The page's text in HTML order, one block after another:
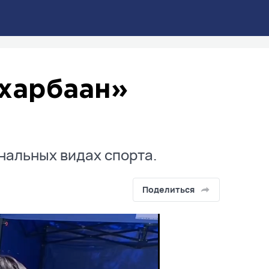
видах спорта.
Поделиться